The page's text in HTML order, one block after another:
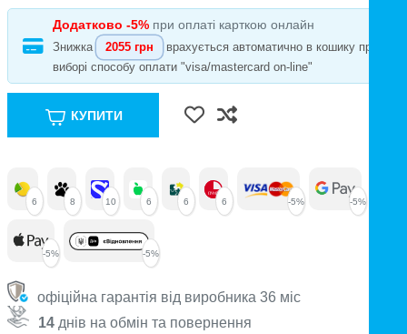
Додатково -5% при оплаті карткою онлайн
Знижка 2055 грн
врахується автоматично в кошику при
виборі способу оплати "visa/mastercard on-line"
КУПИТИ
6 8 10 6 6 6 -5% -5%
-5% -5%
офіційна гарантія від виробника 36 міс
14 днів на обмін та повернення